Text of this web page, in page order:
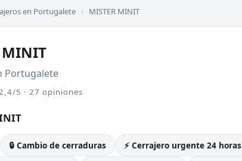
en Portugalete › MISTER MINIT
MINIT
Portugalete
5 · 27 opiniones
🔒 Cambio de cerraduras
⚡ Cerrajero urgente 24 horas